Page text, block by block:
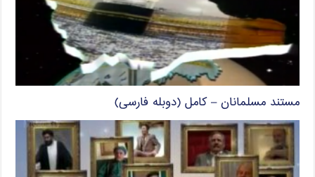
مستند مسلمانان – کامل (دوبله فارسی)